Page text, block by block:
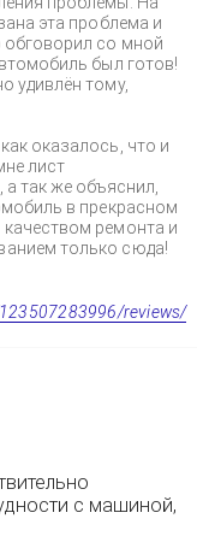
эта проблема и
обговорил со мной
был готов!
удивлён тому,
оказалось, что и
лист
так же объяснил,
в прекрасном
ремонта и
только сюда!
reviews/
с машиной,